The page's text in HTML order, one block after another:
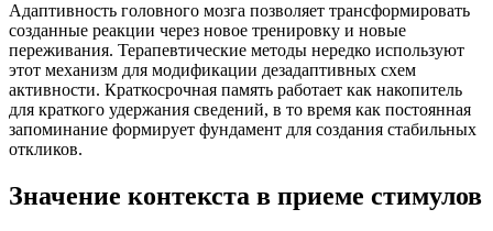
Адаптивность головного мозга позволяет трансформировать
созданные реакции через новое тренировку и новые
переживания. Терапевтические методы нередко используют
этот механизм для модификации дезадаптивных схем
активности. Краткосрочная память работает как накопитель
для краткого удержания сведений, в то время как постоянная
запоминание формирует фундамент для создания стабильных
откликов.
Значение контекста в приеме стимулов